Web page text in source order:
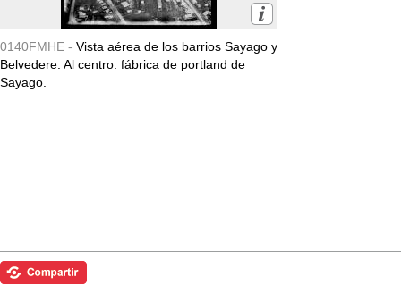
0140FMHE - Vista aérea de los barrios Sayago y
Belvedere. Al centro: fábrica de portland de
Sayago.